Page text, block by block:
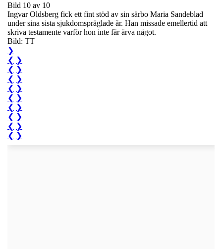
Bild 10 av 10
Ingvar Oldsberg fick ett fint stöd av sin särbo Maria Sandeblad
under sina sista sjukdomspräglade år. Han missade emellertid att
skriva testamente varför hon inte får ärva något.
Bild: TT
❯
❮ ❯
❮ ❯
❮ ❯
❮ ❯
❮ ❯
❮ ❯
❮ ❯
❮ ❯
❮ ❯